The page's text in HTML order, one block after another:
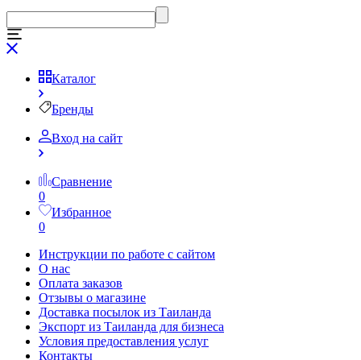
Каталог
Бренды
Вход на сайт
Сравнение
0
Избранное
0
Инструкции по работе с сайтом
О нас
Оплата заказов
Отзывы о магазине
Доставка посылок из Таиланда
Экспорт из Таиланда для бизнеса
Условия предоставления услуг
Контакты